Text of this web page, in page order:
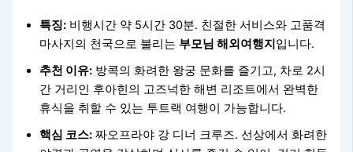
특징: 비행시간 약 5시간 30분. 친절한 서비스와 고품격
마사지의 천국으로 불리는 부모님 해외여행지입니다.
추천 이유: 방콕의 화려한 왕궁 문화를 즐기고, 차로 2시
간 거리인 후아힌의 고즈넉한 해변 리조트에서 완벽한
휴식을 취할 수 있는 투트랙 여행이 가능합니다.
핵심 코스: 짜오프라야 강 디너 크루즈. 선상에서 화려한